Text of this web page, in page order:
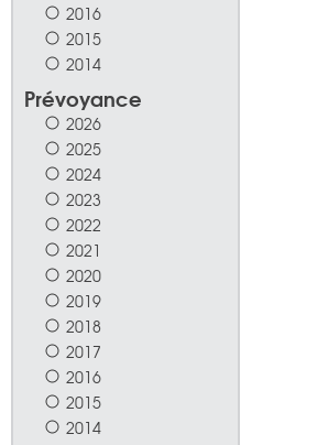
2016
2015
2014
Prévoyance
2026
2025
2024
2023
2022
2021
2020
2019
2018
2017
2016
2015
2014